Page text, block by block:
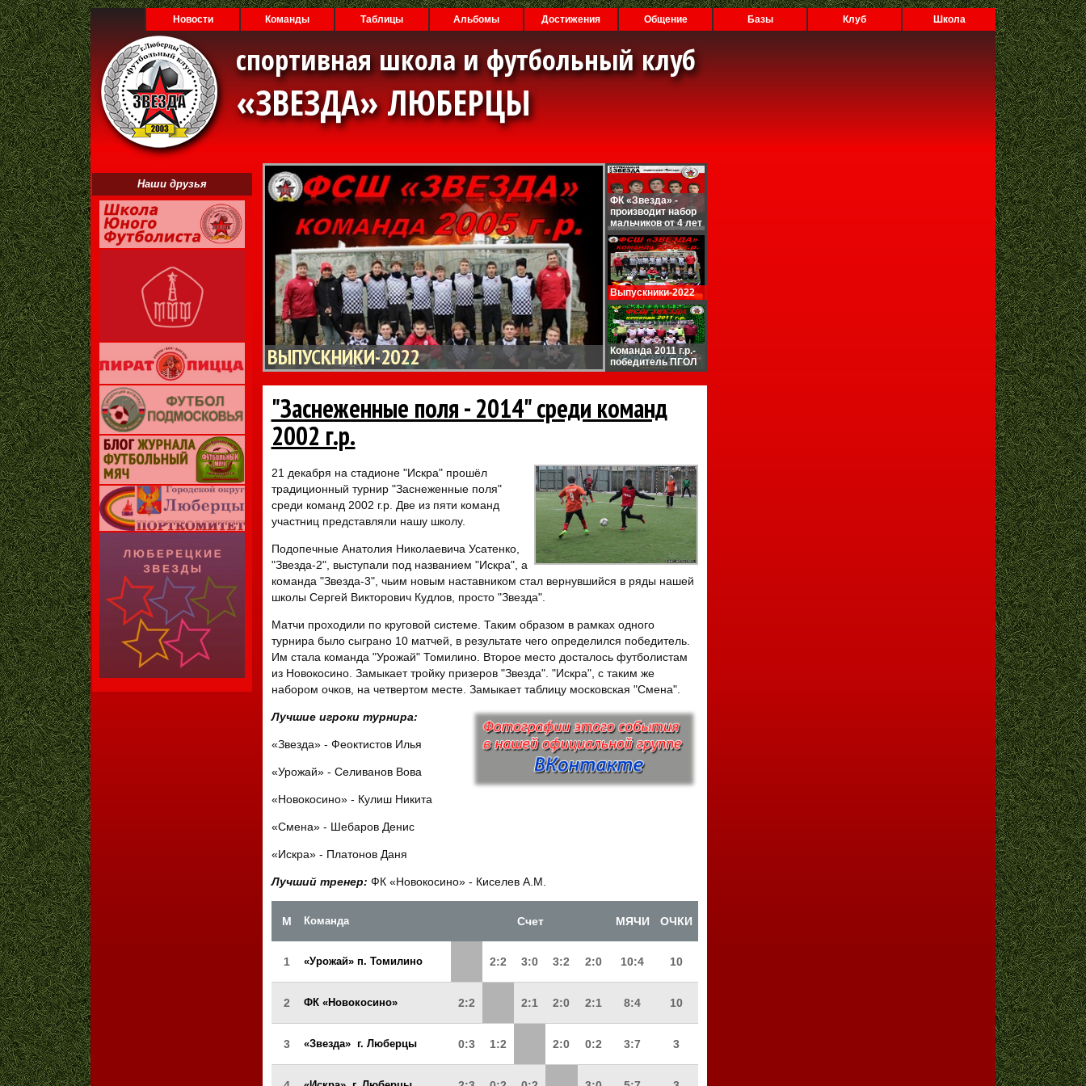
Новости Команды Таблицы Альбомы Достижения Общение Базы Клуб Школа
спортивная школа и футбольный клуб
«ЗВЕЗДА» ЛЮБЕРЦЫ
Наши друзья
ВЫПУСКНИКИ-2022
ФК «Звезда» -
производит набор
мальчиков от 4 лет
Выпускники-2022
Команда 2011 г.р.-
победитель ПГОЛ
"Заснеженные поля - 2014" среди команд
2002 г.р.
21 декабря на стадионе "Искра" прошёл
традиционный турнир "Заснеженные поля"
среди команд 2002 г.р. Две из пяти команд
участниц представляли нашу школу.
Подопечные Анатолия Николаевича Усатенко,
"Звезда-2", выступали под названием "Искра", а
команда "Звезда-3", чьим новым наставником стал вернувшийся в ряды нашей
школы Сергей Викторович Кудлов, просто "Звезда".
Матчи проходили по круговой системе. Таким образом в рамках одного
турнира было сыграно 10 матчей, в результате чего определился победитель.
Им стала команда "Урожай" Томилино. Второе место досталось футболистам
из Новокосино. Замыкает тройку призеров "Звезда". "Искра", с таким же
набором очков, на четвертом месте. Замыкает таблицу московская "Смена".
Лучшие игроки турнира:
«Звезда» - Феоктистов Илья
«Урожай» - Селиванов Вова
«Новокосино» - Кулиш Никита
«Смена» - Шебаров Денис
«Искра» - Платонов Даня
Лучший тренер: ФК «Новокосино» - Киселев А.М.
М Команда Счет МЯЧИ ОЧКИ
1 «Урожай» п. Томилино 2:2 3:0 3:2 2:0 10:4 10
2 ФК «Новокосино» 2:2 2:1 2:0 2:1 8:4 10
3 «Звезда» г. Люберцы 0:3 1:2 2:0 0:2 3:7 3